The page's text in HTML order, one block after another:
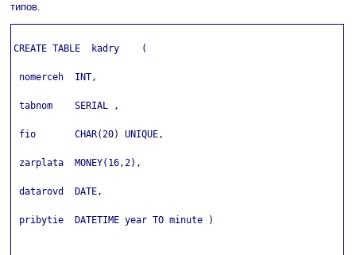
типов.
CREATE TABLE  kadry    (
nomerceh  INT,
tabnom    SERIAL ,
fio       CHAR(20) UNIQUE,
zarplata  MONEY(16,2),
datarovd  DATE,
pribytie  DATETIME year TO minute )